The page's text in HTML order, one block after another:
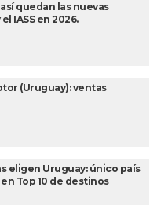
quedan las nuevas
IASS en 2026.
(Uruguay): ventas
eligen Uruguay: único país
Top 10 de destinos